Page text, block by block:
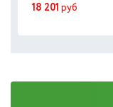
18 201 руб